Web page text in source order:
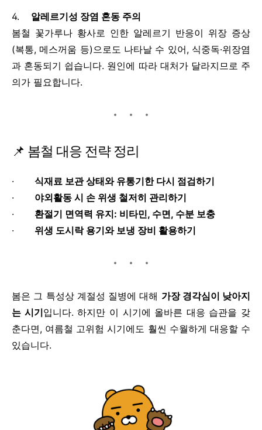
4. 알레르기성 장염 혼동 주의
봄철 꽃가루나 황사로 인한 알레르기 반응이 위장 증상
(복통, 메스꺼움 등)으로도 나타날 수 있어, 식중독·위장염
과 혼동되기 쉽습니다. 원인에 따라 대처가 달라지므로 주
의가 필요합니다.
📌 봄철 대응 전략 정리
· 식재료 보관 상태와 유통기한 다시 점검하기
· 야외활동 시 손 위생 철저히 관리하기
· 환절기 면역력 유지: 비타민, 수면, 수분 보충
· 위생 도시락 용기와 보냉 장비 활용하기
봄은 그 특성상 계절성 질병에 대해 가장 경각심이 낮아지
는 시기입니다. 하지만 이 시기에 올바른 대응 습관을 갖
춘다면, 여름철 고위험 시기에도 훨씬 수월하게 대응할 수
있습니다.